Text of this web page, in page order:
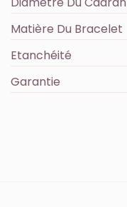
Matière Du Bracelet
Etanchéité
Garantie